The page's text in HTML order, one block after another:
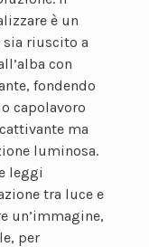
è un
riuscito a
con
fondendo
capolavoro
ma
luminosa.
leggi
tra luce e
un’immagine,
per